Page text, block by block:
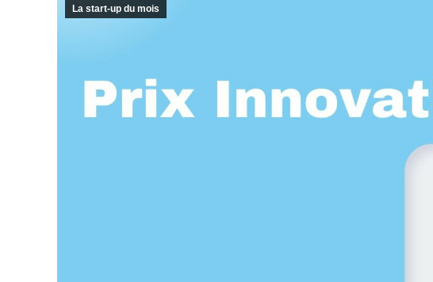
La start-up du mois